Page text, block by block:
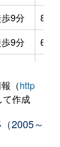
9分
9分
4分
（http
て作成
2005～